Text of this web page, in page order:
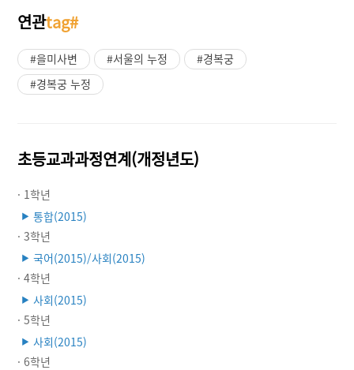
연관tag#
#을미사변 #서울의 누정
#경복궁
#경복궁 누정
초등교과과정연계(개정년도)
· 1학년
▶ 통합(2015)
· 3학년
▶ 국어(2015)/사회(2015)
· 4학년
▶ 사회(2015)
· 5학년
▶ 사회(2015)
· 6학년